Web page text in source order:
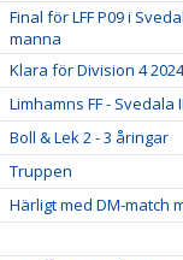
Final för LFF P09 i
manna
Klara för Division 4
Limhamns FF - Svedala
Boll & Lek 2 - 3 åringar
Truppen
Härligt med DM-match